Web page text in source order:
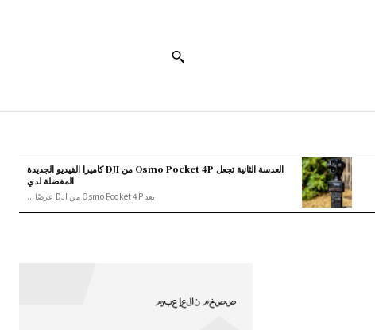
العدسة الثانية تجعل Osmo Pocket 4P من DJI كاميرا الفيديو الجديدة
المفضلة لدي
يعد Osmo Pocket 4P من DJI عرضًا...